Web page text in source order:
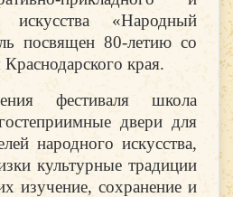
искусства «Народный
посвящен 80-летию со
края.
фестиваля школа
двери для
народного искусства,
культурные традиции
изучение, сохранение и